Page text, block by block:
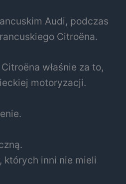
Audi, podczas
Citroëna.
właśnie za to,
motoryzacji.
których inni nie mieli